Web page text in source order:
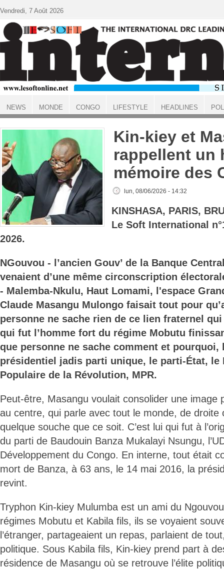
ACCUEIL
Kin-kiey et
rappellent un
mémoire des
lun, 08/06/2026 - 14:32
KINSHASA, PARIS,
Le Soft International
2026.
NGouvou - l’ancien Gouv’ de la Banque
venaient d’une même circonscription
- Malemba-Nkulu, Haut Lomami, l'espace
Claude Masangu Mulongo faisait tout pour
personne ne sache rien de ce lien fraternel
qui fut l’homme fort du régime Mobutu
que personne ne sache comment et
présidentiel jadis parti unique, le parti-État, le
Populaire de la Révolution, MPR.
Peut-être, Masangu voulait consolider une image
au centre, qui parle avec tout le monde, de droite
quelque souche que ce soit. C’est lui qui fut à
du parti de Baudouin Banza Mukalayi Nsungu,
Développement du Congo. En interne, tout était
mort de Banza, à 63 ans, le 14 mai 2016, la
revint.
Tryphon Kin-kiey Mulumba est un ami du
régimes Mobutu et Kabila fils, ils se voyaient
l’étranger, partageaient un repas, parlaient de
politique. Sous Kabila fils, Kin-kiey prend part à
résidence de Masangu où se retrouve l’élite
Vendredi, 7 Août 2026
NEWS MONDE CONGO LIFESTYLE HEADLINES